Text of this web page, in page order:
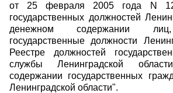
от 25 февраля 2005 года N
государственных должностей
денежном содержании
государственные должности
Реестре должностей
службы Ленинградской
содержании государственных
Ленинградской области".